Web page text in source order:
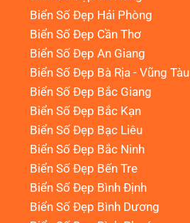
Biển Số Đẹp Hải Phòng
Biển Số Đẹp Cần Thơ
Biển Số Đẹp An Giang
Biển Số Đẹp Bà Rịa - Vũng Tàu
Biển Số Đẹp Bắc Giang
Biển Số Đẹp Bắc Kạn
Biển Số Đẹp Bạc Liêu
Biển Số Đẹp Bắc Ninh
Biển Số Đẹp Bến Tre
Biển Số Đẹp Bình Định
Biển Số Đẹp Bình Dương